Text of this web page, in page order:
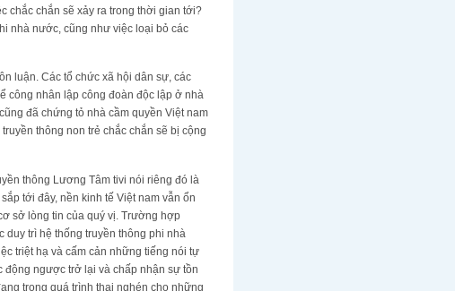
chắc chắn sẽ xảy ra trong thời gian tới?
nhà nước, cũng như việc loại bỏ các
luận. Các tổ chức xã hội dân sự, các
công nhân lập công đoàn độc lập ở nhà
đã chứng tỏ nhà cầm quyền Việt nam
thông non trẻ chắc chắn sẽ bị cộng
thông Lương Tâm tivi nói riêng đó là
tới đây, nền kinh tế Việt nam vẫn ổn
sở lòng tin của quý vị. Trường hợp
trì hệ thống truyền thông phi nhà
triệt hạ và cấm cản những tiếng nói tự
ngược trở lại và chấp nhận sự tồn
trong quá trình thai nghén cho những